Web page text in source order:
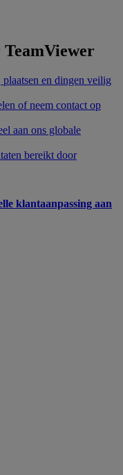
plaatsen en dingen veilig
of neem contact op
aan ons globale
bereikt door
klantaanpassing aan